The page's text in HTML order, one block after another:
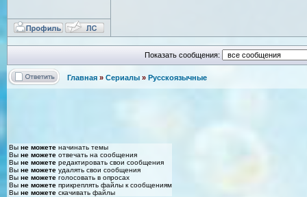
Показать сообщения:
Главная » Сериалы » Русскоязычные
Вы не можете начинать темы
Вы не можете отвечать на сообщения
Вы не можете редактировать свои сообщения
Вы не можете удалять свои сообщения
Вы не можете голосовать в опросах
Вы не можете прикреплять файлы к сообщениям
Вы не можете скачивать файлы